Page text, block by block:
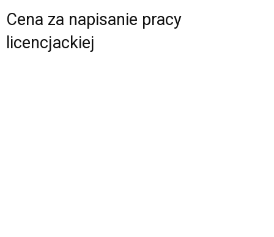
Cena za napisanie pracy
licencjackiej